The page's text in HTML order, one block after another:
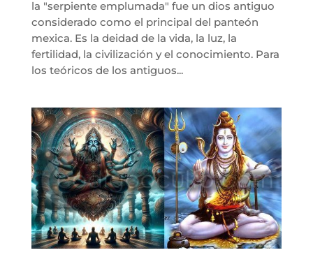
la "serpiente emplumada" fue un dios antiguo
considerado como el principal del panteón
mexica. Es la deidad de la vida, la luz, la
fertilidad, la civilización y el conocimiento. Para
los teóricos de los antiguos...